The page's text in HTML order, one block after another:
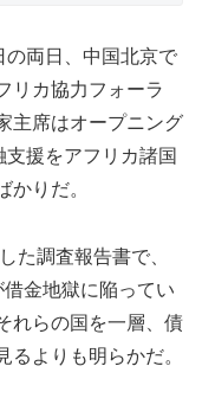
の両日、中国北京で
リカ協力フォーラ
主席はオープニング
援をアフリカ諸国
かりだ。
た調査報告書で、
金地獄に陥ってい
れらの国を一層、債
よりも明らかだ。